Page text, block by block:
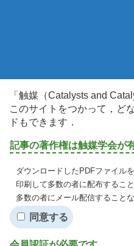
「触媒（Catalysts and
このサイトをつかって，ど
ドもできます．
記事の著作権は触媒学会が
ダウンロードしたPDFファイル
印刷して多数の者に配布するこ
多数の者にメール配信すること
同意する